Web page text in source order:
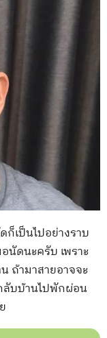
เป็นไปอย่างราบ
นัดนะครับ เพราะ
ถ้ามาสายอาจจะ
ลับบ้านไปพักผ่อน